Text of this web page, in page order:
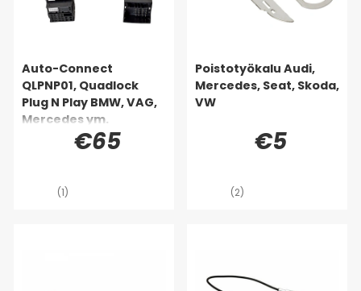
Auto-Connect
QLPNP01, Quadlock
Plug N Play BMW, VAG,
Mercedes ym.
€65
(1)
Poistotyökalu Audi,
Mercedes, Seat, Skoda,
VW
€5
(2)